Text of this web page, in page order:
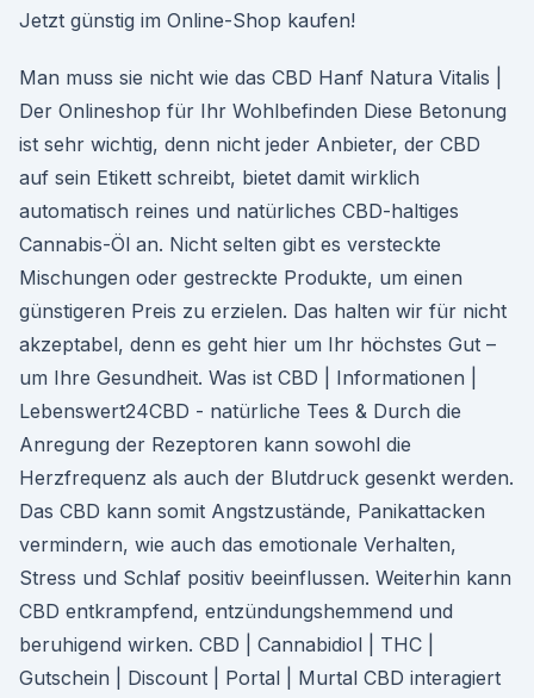
Jetzt günstig im Online-Shop kaufen!
Man muss sie nicht wie das CBD Hanf Natura Vitalis |
Der Onlineshop für Ihr Wohlbefinden Diese Betonung
ist sehr wichtig, denn nicht jeder Anbieter, der CBD
auf sein Etikett schreibt, bietet damit wirklich
automatisch reines und natürliches CBD-haltiges
Cannabis-Öl an. Nicht selten gibt es versteckte
Mischungen oder gestreckte Produkte, um einen
günstigeren Preis zu erzielen. Das halten wir für nicht
akzeptabel, denn es geht hier um Ihr höchstes Gut –
um Ihre Gesundheit. Was ist CBD | Informationen |
Lebenswert24CBD - natürliche Tees & Durch die
Anregung der Rezeptoren kann sowohl die
Herzfrequenz als auch der Blutdruck gesenkt werden.
Das CBD kann somit Angstzustände, Panikattacken
vermindern, wie auch das emotionale Verhalten,
Stress und Schlaf positiv beeinflussen. Weiterhin kann
CBD entkrampfend, entzündungshemmend und
beruhigend wirken. CBD | Cannabidiol | THC |
Gutschein | Discount | Portal | Murtal CBD interagiert